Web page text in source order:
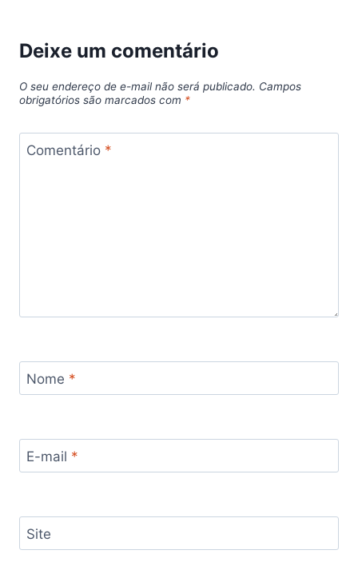
Deixe um comentário
O seu endereço de e-mail não será publicado. Campos
obrigatórios são marcados com *
Comentário *
Nome *
E-mail *
Site